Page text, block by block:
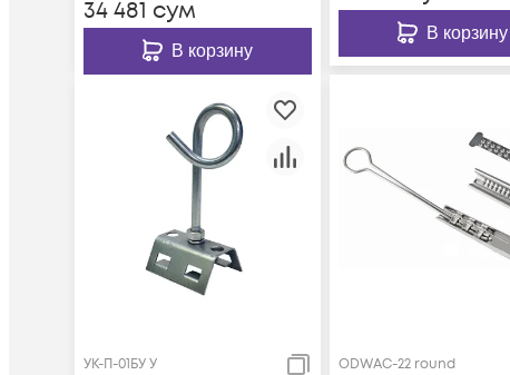
34 481 сум
В корзину
В корзину
УК-П-01БУ У ODWAC-22 round